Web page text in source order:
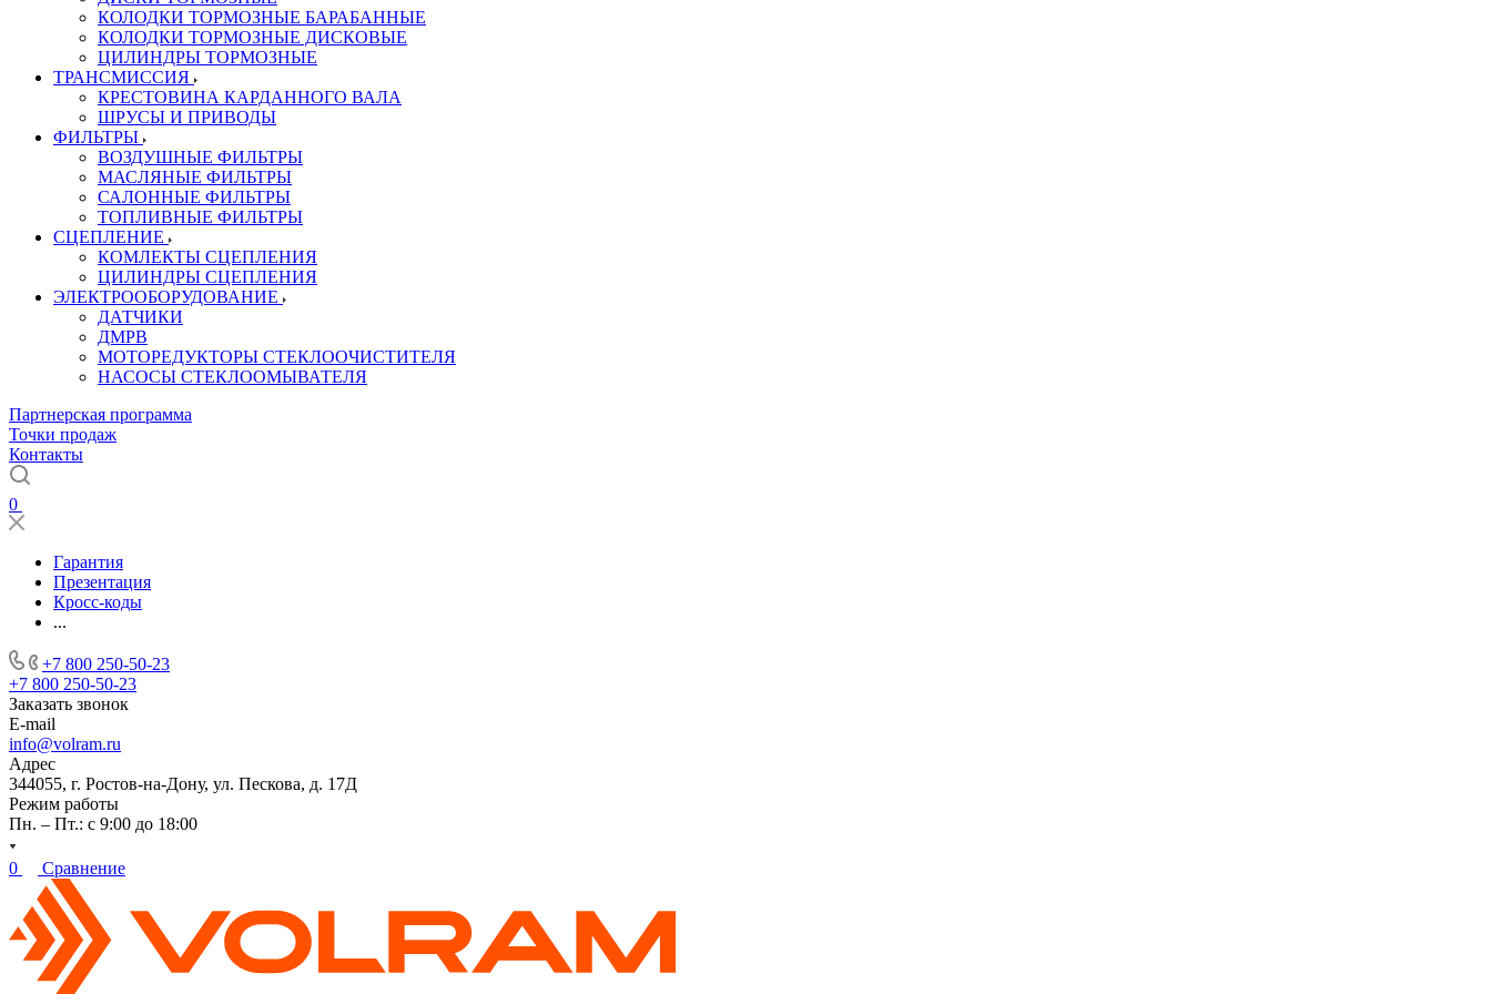
КОЛОДКИ ТОРМОЗНЫЕ БАРАБАННЫЕ
КОЛОДКИ ТОРМОЗНЫЕ ДИСКОВЫЕ
ЦИЛИНДРЫ ТОРМОЗНЫЕ
ТРАНСМИССИЯ
КРЕСТОВИНА КАРДАННОГО ВАЛА
ШРУСЫ И ПРИВОДЫ
ФИЛЬТРЫ
ВОЗДУШНЫЕ ФИЛЬТРЫ
МАСЛЯНЫЕ ФИЛЬТРЫ
САЛОННЫЕ ФИЛЬТРЫ
ТОПЛИВНЫЕ ФИЛЬТРЫ
СЦЕПЛЕНИЕ
КОМЛЕКТЫ СЦЕПЛЕНИЯ
ЦИЛИНДРЫ СЦЕПЛЕНИЯ
ЭЛЕКТРООБОРУДОВАНИЕ
ДАТЧИКИ
ДМРВ
МОТОРЕДУКТОРЫ СТЕКЛООЧИСТИТЕЛЯ
НАСОСЫ СТЕКЛООМЫВАТЕЛЯ
Партнерская программа
Точки продаж
Контакты
0
Гарантия
Презентация
Кросс-коды
...
+7 800 250-50-23
+7 800 250-50-23
Заказать звонок
E-mail
info@volram.ru
Адрес
344055, г. Ростов-на-Дону, ул. Пескова, д. 17Д
Режим работы
Пн. – Пт.: с 9:00 до 18:00
0 Сравнение